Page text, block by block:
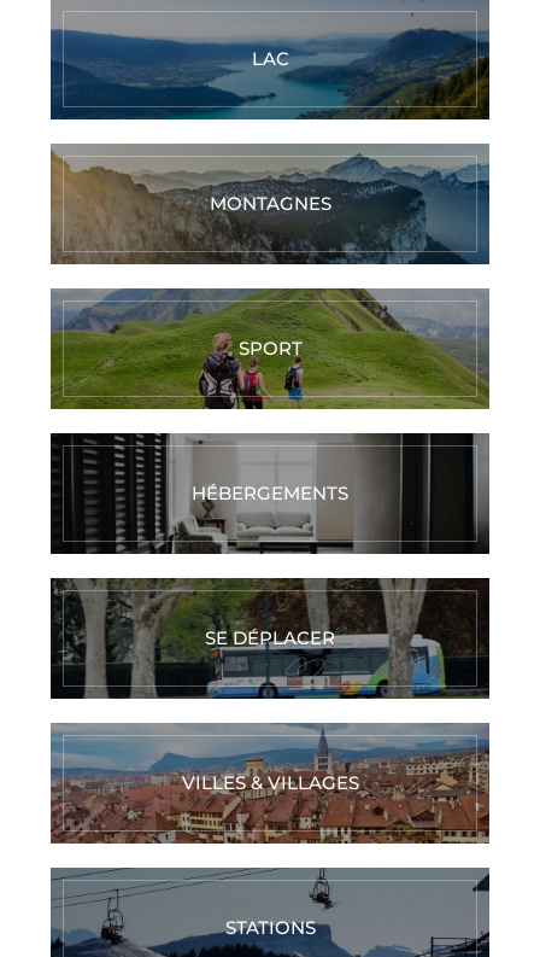
LAC
MONTAGNES
SPORT
HÉBERGEMENTS
SE DÉPLACER
VILLES & VILLAGES
STATIONS